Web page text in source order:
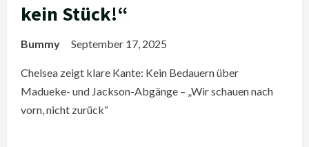
kein Stück!“
Bummy September 17, 2025
Chelsea zeigt klare Kante: Kein Bedauern über
Madueke- und Jackson-Abgänge – „Wir schauen nach
vorn, nicht zurück“